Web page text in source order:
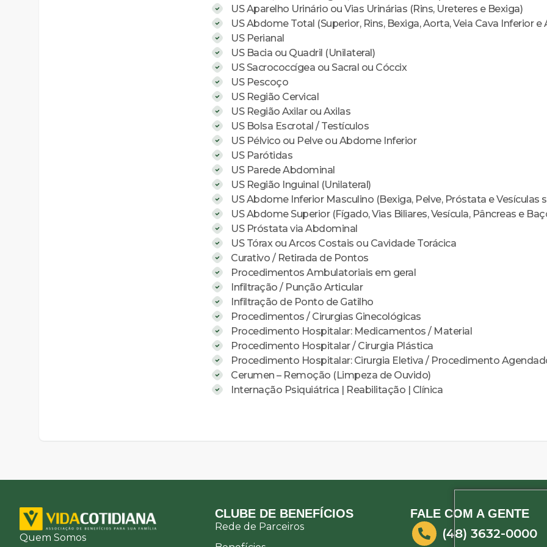
US Aparelho Urinário ou Vias Urinárias (Rins, Ureteres e Bexiga)
US Abdome Total (Superior, Rins, Bexiga, Aorta, Veia Cava Inferior e
US Perianal
US Bacia ou Quadril (Unilateral)
US Sacrococcígea ou Sacral ou Cóccix
US Pescoço
US Região Cervical
US Região Axilar ou Axilas
US Bolsa Escrotal / Testículos
US Pélvico ou Pelve ou Abdome Inferior
US Parótidas
US Parede Abdominal
US Região Inguinal (Unilateral)
US Abdome Inferior Masculino (Bexiga, Pelve, Próstata e Vesículas
US Abdome Superior (Fígado, Vias Biliares, Vesícula, Pâncreas e
US Próstata via Abdominal
US Tórax ou Arcos Costais ou Cavidade Torácica
Curativo / Retirada de Pontos
Procedimentos Ambulatoriais em geral
Infiltração / Punção Articular
Infiltração de Ponto de Gatilho
Procedimentos / Cirurgias Ginecológicas
Procedimento Hospitalar: Medicamentos / Material
Procedimento Hospitalar / Cirurgia Plástica
Procedimento Hospitalar: Cirurgia Eletiva / Procedimento
Cerumen – Remoção (Limpeza de Ouvido)
Internação Psiquiátrica | Reabilitação | Clínica
Quem Somos
CLUBE DE BENEFÍCIOS
Rede de Parceiros
FALE COM A GENTE
(48) 3632-0000